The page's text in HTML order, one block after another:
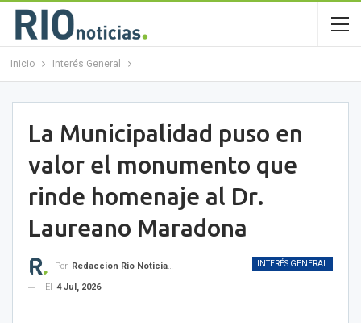
Inicio Interés General
La Municipalidad puso en
valor el monumento que
rinde homenaje al Dr.
Laureano Maradona
INTERÉS GENERAL
Por Redaccion Rio Noticias OK
El
4 Jul, 2026